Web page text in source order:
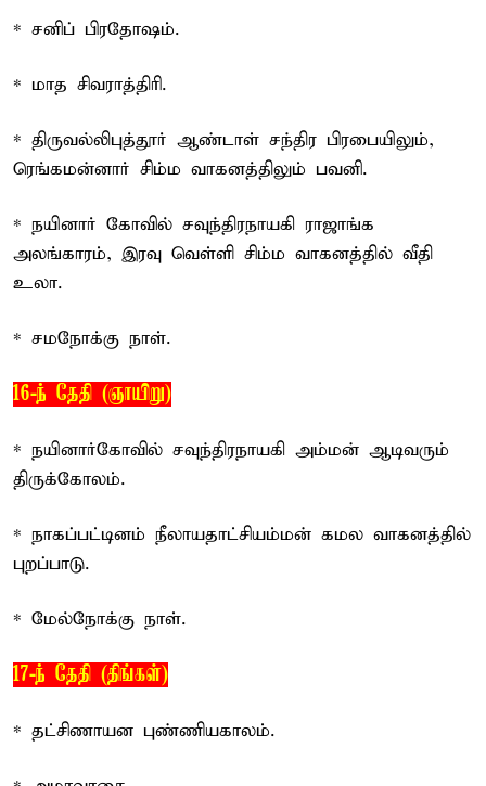
* சனிப் பிரதோஷம்.
* மாத சிவராத்திரி.
* திருவல்லிபுத்தூர் ஆண்டாள் சந்திர பிரபையிலும்,
ரெங்கமன்னார் சிம்ம வாகனத்திலும் பவனி.
* நயினார் கோவில் சவுந்திரநாயகி ராஜாங்க
அலங்காரம், இரவு வெள்ளி சிம்ம வாகனத்தில் வீதி
உலா.
* சமநோக்கு நாள்.
16-ந் தேதி (ஞாயிறு)
* நயினார்கோவில் சவுந்திரநாயகி அம்மன் ஆடிவரும்
திருக்கோலம்.
* நாகப்பட்டினம் நீலாயதாட்சியம்மன் கமல வாகனத்தில்
புறப்பாடு.
* மேல்நோக்கு நாள்.
17-ந் தேதி (திங்கள்)
* தட்சிணாயன புண்ணியகாலம்.